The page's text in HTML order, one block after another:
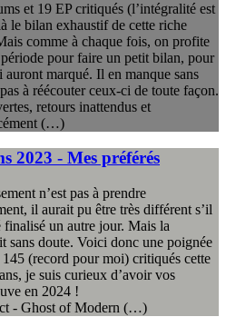
et 19 EP critiqués (l’intégralité est
le bilan exhaustif de cette riche
comme à chaque fois, on profite
pour faire un petit bilan, pour
marqué. Il en manque sans
à réécouter ceux-ci de toute façon.
retours inattendus et
(…)
2023 - Mes préférés
n’est pas à prendre
il aurait pu être très différent s’il
finalisé un autre jour. Mais la
sans doute. Voici donc une poignée
145 (record pour moi) critiqués cette
je suis curieux d’avoir vos
en 2024 !
- Ghost of Modern (…)